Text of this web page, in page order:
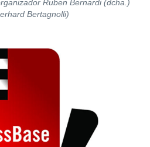
Ruben Bernardi (dcha.)
Bertagnolli)